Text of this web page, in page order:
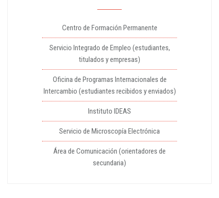
Centro de Formación Permanente
Servicio Integrado de Empleo (estudiantes,
titulados y empresas)
Oficina de Programas Internacionales de
Intercambio (estudiantes recibidos y enviados)
Instituto IDEAS
Servicio de Microscopía Electrónica
Área de Comunicación (orientadores de
secundaria)